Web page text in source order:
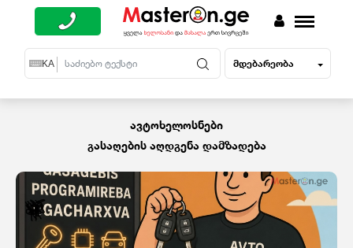
EN KA RU მდებარეობა
ავტოხელოსნები
გასაღების აღდგენა დამზადება